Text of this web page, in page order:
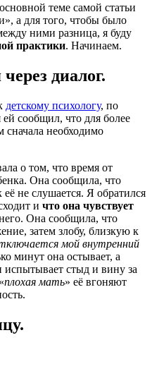
теме самой статьи
а для того, чтобы было
ними разница, я буду
практики. Начинаем.
диалог.
детскому психологу, по
ей сообщил, что для более
сначала необходимо
о том, что время от
Она сообщила, что
её не слушается. Я обратился
и что она чувствует
Она сообщила, что
затем злобу, близкую к
мой внутренний
минут она остывает, а
испытывает стыд и вину за
плохая мать» её вгоняют